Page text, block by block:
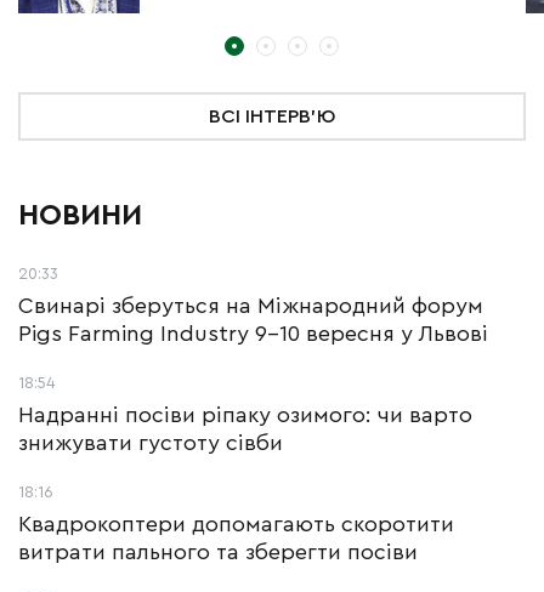
ВСІ ІНТЕРВ'Ю
НОВИНИ
20:33
Свинарі зберуться на Міжнародний форум
Pigs Farming Industry 9-10 вересня у Львові
18:54
Надранні посіви ріпаку озимого: чи варто
знижувати густоту сівби
18:16
Квадрокоптери допомагають скоротити
витрати пального та зберегти посіви